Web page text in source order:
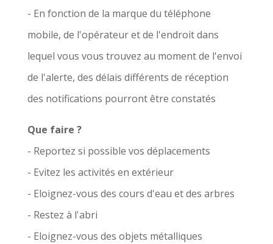
- En fonction de la marque du téléphone
mobile, de l'opérateur et de l'endroit dans
lequel vous vous trouvez au moment de l'envoi
de l'alerte, des délais différents de réception
des notifications pourront être constatés
Que faire ?
- Reportez si possible vos déplacements
- Evitez les activités en extérieur
- Eloignez-vous des cours d'eau et des arbres
- Restez à l'abri
- Eloignez-vous des objets métalliques